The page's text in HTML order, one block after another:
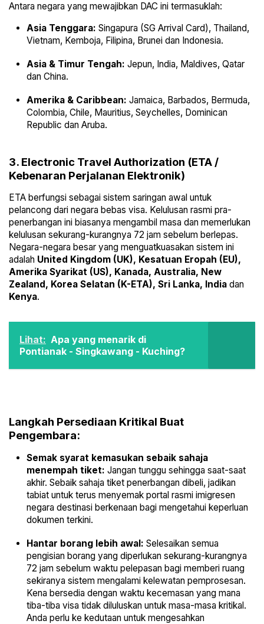
Antara negara yang mewajibkan DAC ini termasuklah:
Asia Tenggara: Singapura (SG Arrival Card), Thailand,
Vietnam, Kemboja, Filipina, Brunei dan Indonesia.
Asia & Timur Tengah: Jepun, India, Maldives, Qatar
dan China.
Amerika & Caribbean: Jamaica, Barbados, Bermuda,
Colombia, Chile, Mauritius, Seychelles, Dominican
Republic dan Aruba.
3. Electronic Travel Authorization (ETA /
Kebenaran Perjalanan Elektronik)
ETA berfungsi sebagai sistem saringan awal untuk
pelancong dari negara bebas visa. Kelulusan rasmi pra-
penerbangan ini biasanya mengambil masa dan memerlukan
kelulusan sekurang-kurangnya 72 jam sebelum berlepas.
Negara-negara besar yang menguatkuasakan sistem ini
adalah United Kingdom (UK), Kesatuan Eropah (EU),
Amerika Syarikat (US), Kanada, Australia, New
Zealand, Korea Selatan (K-ETA), Sri Lanka, India dan
Kenya.
Lihat: Apa yang menarik di
Pontianak - Singkawang - Kuching?
Langkah Persediaan Kritikal Buat
Pengembara:
Semak syarat kemasukan sebaik sahaja
menempah tiket: Jangan tunggu sehingga saat-saat
akhir. Sebaik sahaja tiket penerbangan dibeli, jadikan
tabiat untuk terus menyemak portal rasmi imigresen
negara destinasi berkenaan bagi mengetahui keperluan
dokumen terkini.
Hantar borang lebih awal: Selesaikan semua
pengisian borang yang diperlukan sekurang-kurangnya
72 jam sebelum waktu pelepasan bagi memberi ruang
sekiranya sistem mengalami kelewatan pemprosesan.
Kena bersedia dengan waktu kecemasan yang mana
tiba-tiba visa tidak diluluskan untuk masa-masa kritikal.
Anda perlu ke kedutaan untuk mengesahkan